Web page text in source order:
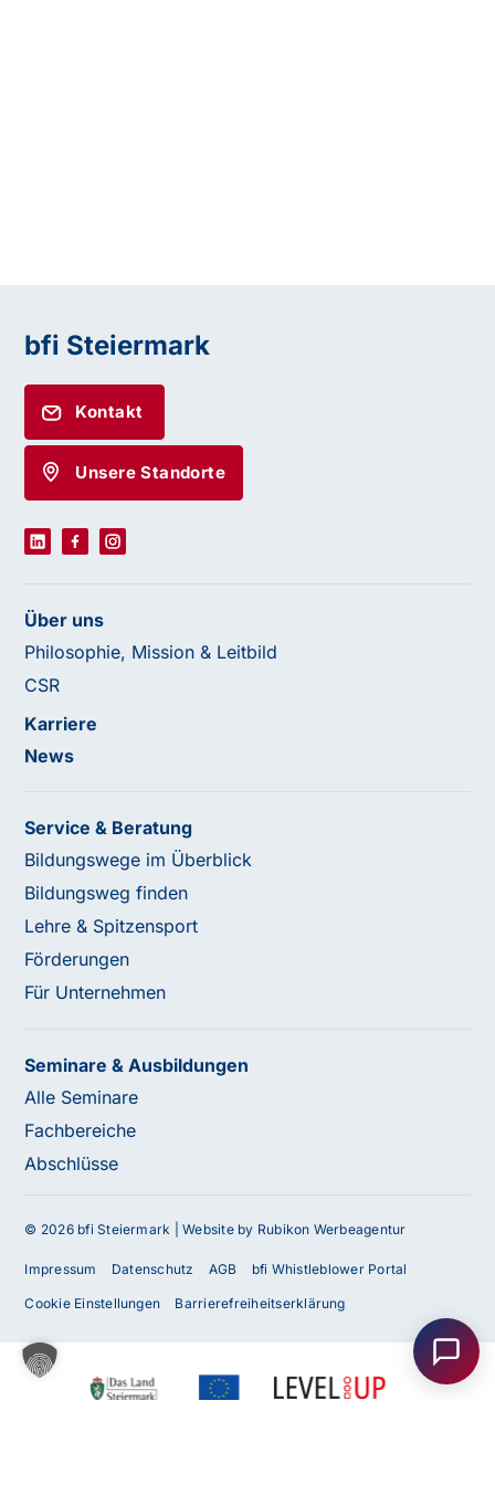
Haben Sie Fragen oder benötigen Sie
Unterstützung?
Unser Team ist gerne für Sie da! Nehmen Sie jetzt
Kontakt mit uns auf – wir freuen uns auf Ihre Anfrage.
bfi Steiermark
Kontakt
Unsere Standorte
Über uns
Philosophie, Mission & Leitbild
CSR
Karriere
News
Service & Beratung
Bildungswege im Überblick
Bildungsweg finden
Lehre & Spitzensport
Förderungen
Für Unternehmen
Seminare & Ausbildungen
Alle Seminare
Fachbereiche
Abschlüsse
© 2026 bfi Steiermark |Website by Rubikon Werbeagentur
Impressum Datenschutz AGB bfi Whistleblower Portal
Cookie Einstellungen Barrierefreiheitserklärung